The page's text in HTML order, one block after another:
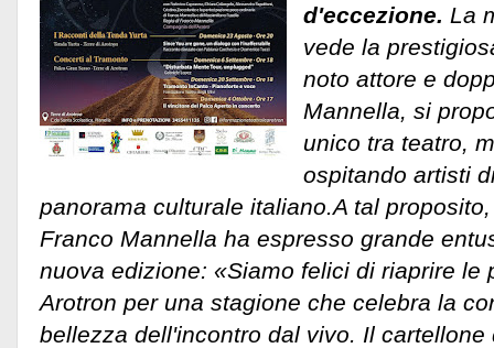
d'eccezione. La
vede la
noto attore e
Mannella, si
unico tra teatro,
ospitando artisti
panorama culturale italiano. A tal
Franco Mannella ha espresso grande
nuova edizione: «Siamo felici di riaprire le
Arotron per una stagione che celebra la
bellezza dell'incontro dal vivo.
Il cartellone